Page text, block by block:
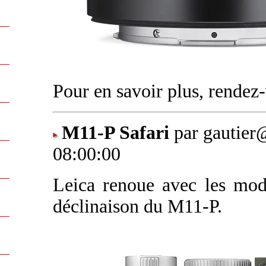
Pour en savoir plus,
M11-P Safari par
08:00:00
Leica renoue avec les
déclinaison du M11-P.